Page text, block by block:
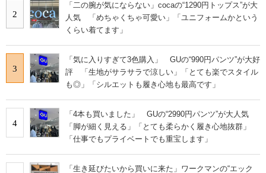
2
「二の腕が気にならない」cocaの“1290円トップス”が大
人気 「めちゃくちゃ可愛い」「ユニフォームかという
くらい着てます」
3
「気に入りすぎて3色購入」 GUの“990円パンツ”が大好
評 「生地がサラサラで涼しい」「とても楽でスタイル
も◎」「シルエットも履き心地も最高です」
4
「4本も買いました」 GUの“2990円パンツ”が大人気
「脚が細く見える」「とても柔らかく履き心地抜群」
「仕事でもプライベートでも重宝します」
「生き延びたいから買いに来た」ワークマンの“エック